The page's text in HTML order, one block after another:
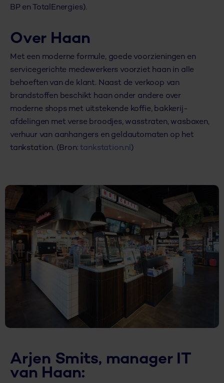
BP en TotalEnergies).
Over Haan
Met een moderne formule, goede voorzieningen en
servicegerichte medewerkers voorziet haan in alle
behoeften van de klant. Naast de verkoop van
brandstoffen beschikt haan onder andere over
moderne shops met uitstekende koffie, bakkerij-
afdelingen met verse broodjes, wasstraten, wasboxen,
verhuur van aanhangers en geldautomaten op het
tankstation. (Bron:tankstation.nl)
Arjen Smits, manager IT
van Haan: